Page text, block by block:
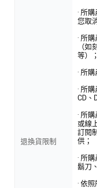
退換貨限制
· 所
您取
· 所
（如
等）；
· 所
· 所
CD、
· 所
或線
訂閱
供；
· 所
鬍刀
· 依